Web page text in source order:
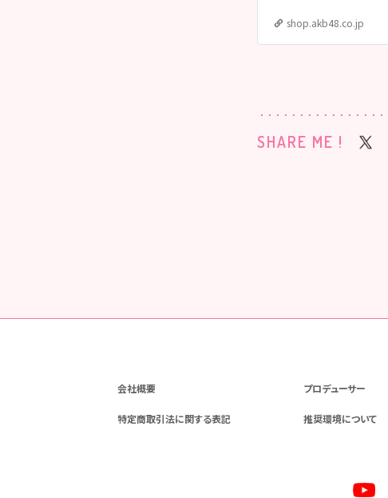
shop.akb48.co.jp
SHARE ME !
会社概要 プロデューサー
特定商取引法に関する表記 推奨環境について